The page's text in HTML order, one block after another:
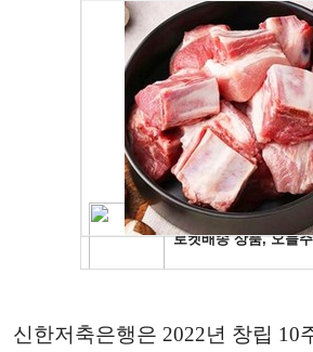
신한저축은행은 2022년 창립 10